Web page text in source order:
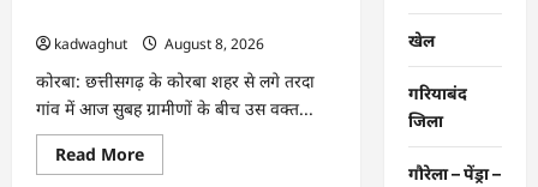
kadwaghut
August 8, 2026
कोरबा: छत्तीसगढ़ के कोरबा शहर से लगे तरदा
गांव में आज सुबह ग्रामीणों के बीच उस वक्त...
Read MoreRead
more
खेल
गरियाबंद
जिला
गौरेला – पेंड्रा –